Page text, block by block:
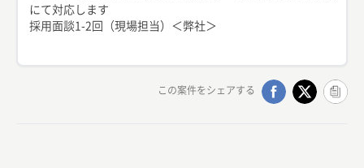
にて対応します
採用面談1-2回（現場担当）＜弊社＞
この案件をシェアする